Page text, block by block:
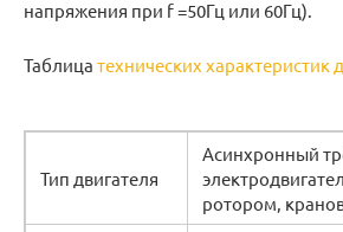
напряжения при f =50Гц или 60Гц).
Таблица технических характеристик
Тип двигателя
Асинхронный
ротором,